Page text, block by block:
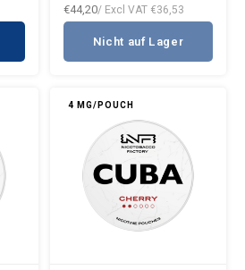
€44,20/ Excl VAT €36,53
Nicht auf Lager
4 MG/POUCH